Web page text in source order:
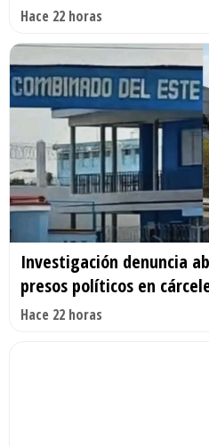
Hace 22 horas
Investigación denuncia
presos políticos en
Hace 22 horas